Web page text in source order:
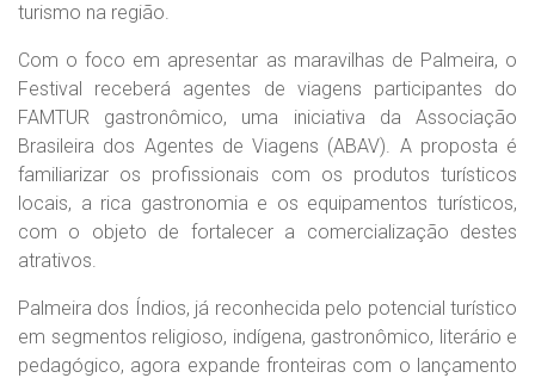
turismo na região.
Com o foco em apresentar as maravilhas de Palmeira, o
Festival receberá agentes de viagens participantes do
FAMTUR gastronômico, uma iniciativa da Associação
Brasileira dos Agentes de Viagens (ABAV). A proposta é
familiarizar os profissionais com os produtos turísticos
locais, a rica gastronomia e os equipamentos turísticos,
com o objeto de fortalecer a comercialização destes
atrativos.
Palmeira dos Índios, já reconhecida pelo potencial turístico
em segmentos religioso, indígena, gastronômico, literário e
pedagógico, agora expande fronteiras com o lançamento